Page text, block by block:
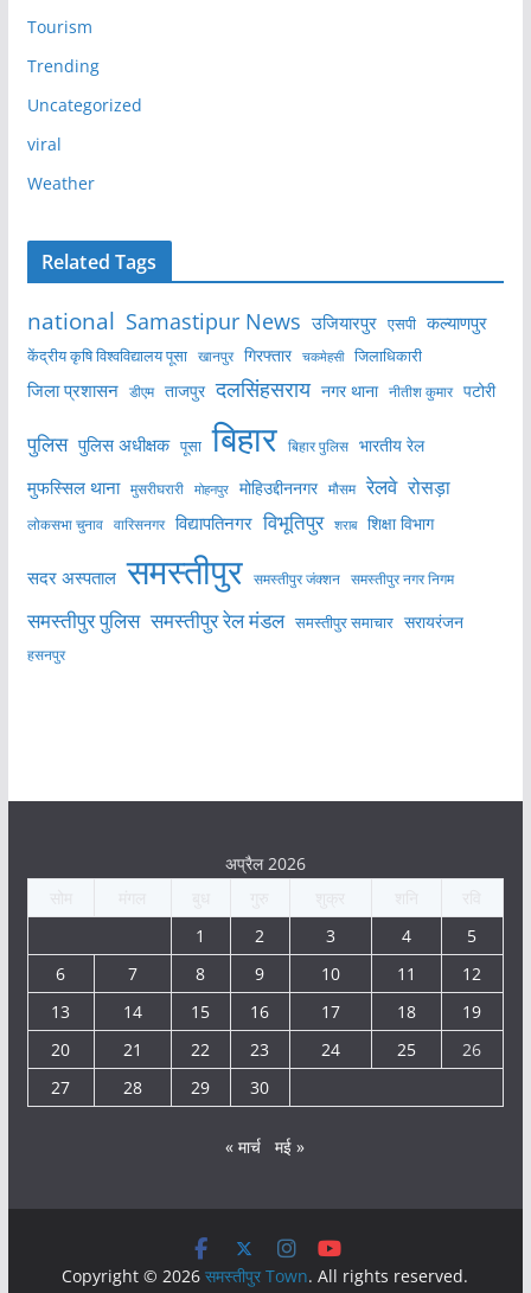
Tourism
Trending
Uncategorized
viral
Weather
Related Tags
national Samastipur News उजियारपुर एसपी कल्याणपुर
केंद्रीय कृषि विश्वविद्यालय पूसा खानपुर गिरफ्तार चकमेहसी जिलाधिकारी
जिला प्रशासन डीएम ताजपुर दलसिंहसराय नगर थाना नीतीश कुमार पटोरी
पुलिस पुलिस अधीक्षक पूसा बिहार बिहार पुलिस भारतीय रेल
मुफस्सिल थाना मुसरीघरारी मोहनपुर मोहिउद्दीननगर मौसम रेलवे रोसड़ा
लोकसभा चुनाव वारिसनगर विद्यापतिनगर विभूतिपुर शराब शिक्षा विभाग
सदर अस्पताल समस्तीपुर समस्तीपुर जंक्शन समस्तीपुर नगर निगम
समस्तीपुर पुलिस समस्तीपुर रेल मंडल समस्तीपुर समाचार सरायरंजन
हसनपुर
अप्रैल 2026
1
2 3 4
5
6
7 8 9 10 11
12
13
14 15 16 17 18
19
20
21 22 23 24 25
26
27
28 29 30
« मार्च मई »
Copyright © 2026समस्तीपुर Town. All rights reserved.